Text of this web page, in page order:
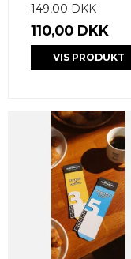
149,00 DKK
110,00 DKK
VIS PRODUKT